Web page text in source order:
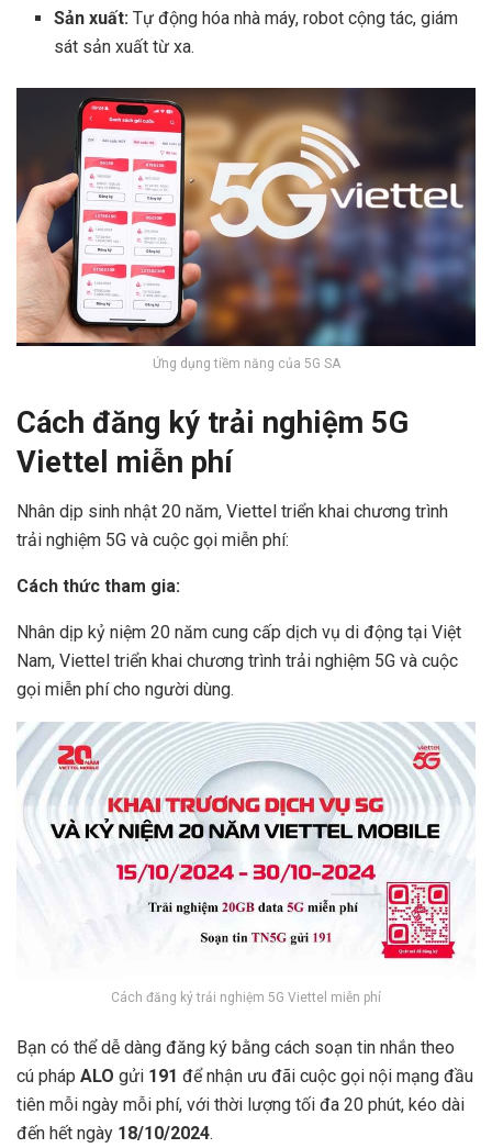
Sản xuất: Tự động hóa nhà máy, robot cộng tác, giám
sát sản xuất từ xa.
Ứng dụng tiềm năng của 5G SA
Cách đăng ký trải nghiệm 5G
Viettel miễn phí
Nhân dịp sinh nhật 20 năm, Viettel triển khai chương trình
trải nghiệm 5G và cuộc gọi miễn phí:
Cách thức tham gia:
Nhân dịp kỷ niệm 20 năm cung cấp dịch vụ di động tại Việt
Nam, Viettel triển khai chương trình trải nghiệm 5G và cuộc
gọi miễn phí cho người dùng.
Cách đăng ký trải nghiệm 5G Viettel miễn phí
Bạn có thể dễ dàng đăng ký bằng cách soạn tin nhắn theo
cú pháp ALO gửi 191 để nhận ưu đãi cuộc gọi nội mạng đầu
tiên mỗi ngày mỗi phí, với thời lượng tối đa 20 phút, kéo dài
đến hết ngày 18/10/2024.